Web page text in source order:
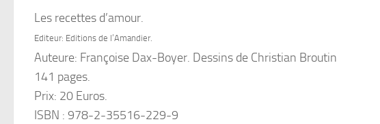
Les recettes d’amour.
Editeur: Editions de l’Amandier.
Auteure: Françoise Dax-Boyer. Dessins de Christian Broutin
141 pages.
Prix: 20 Euros.
ISBN : 978-2-35516-229-9